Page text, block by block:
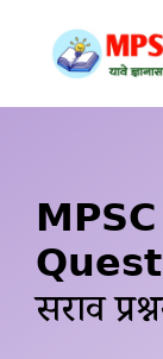
content
𝗠𝗣𝗦𝗖
सराव